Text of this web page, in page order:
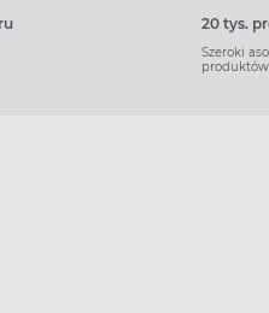
20 tys.
Szeroki
produktów